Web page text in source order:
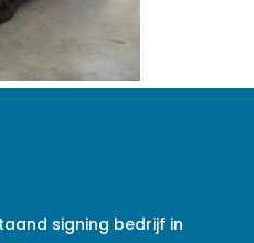
signing bedrijf in